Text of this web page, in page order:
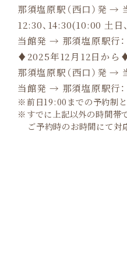
那須塩原駅（西口）発 →
12:30、14:30(10:00 土日
当館発 → 那須塩原駅行：
♦2025年12月12日から
那須塩原駅（西口）発 →
当館発 → 那須塩原駅行：
前日19:00までの予約制と
すでに上記以外の時間帯
ご予約時のお時間にて対